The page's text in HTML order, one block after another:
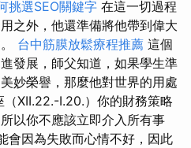
挑選SEO關鍵字 在這一切過程
之外，他還準備將他帶到偉大
台中筋膜放鬆療程推薦 這個
發展，師父知道，如果學生準
妙榮譽，那麼他對世界的用處
XII.22.-I.20.）你的財務策略
以你不應該立即介入所有事
會因為失敗而心情不好，因此